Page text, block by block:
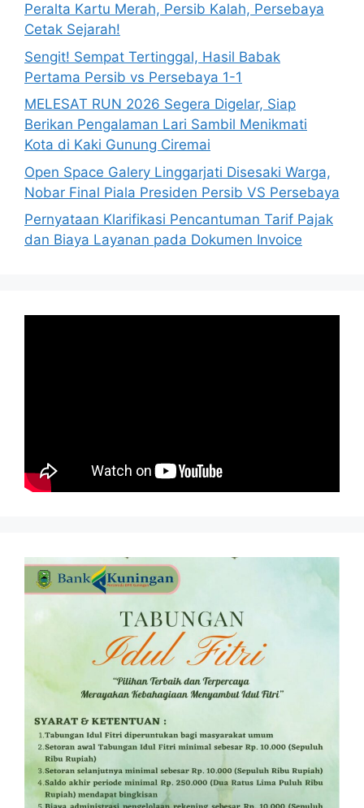
Peralta Kartu Merah, Persib Kalah, Persebaya
Cetak Sejarah!
Sengit! Sempat Tertinggal, Hasil Babak
Pertama Persib vs Persebaya 1-1
MELESAT RUN 2026 Segera Digelar, Siap
Berikan Pengalaman Lari Sambil Menikmati
Kota di Kaki Gunung Ciremai
Open Space Galery Linggarjati Disesaki Warga,
Nobar Final Piala Presiden Persib VS Persebaya
Pernyataan Klarifikasi Pencantuman Tarif Pajak
dan Biaya Layanan pada Dokumen Invoice